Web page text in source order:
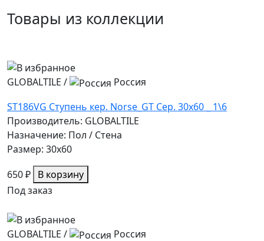
Товары из коллекции
GLOBALTILE /
Россия
ST186VG Ступень кер. Norse_GT Сер. 30x60 _ 1\6
Производитель: GLOBALTILE
Назначение: Пол / Стена
Размер: 30x60
650 ₽ В корзину
Под заказ
GLOBALTILE /
Россия